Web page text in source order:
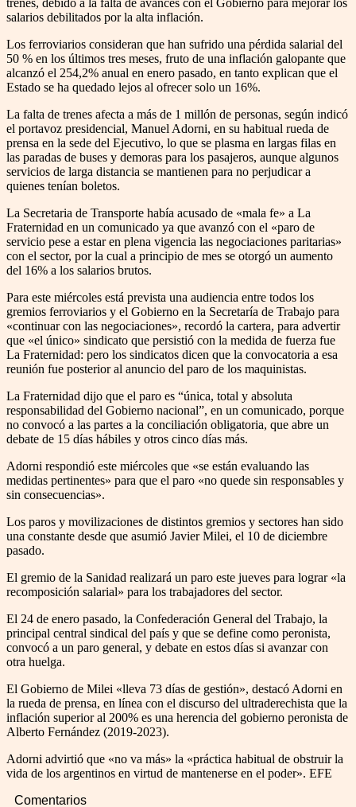
salarios debilitados por la alta inflación.
Los ferroviarios consideran que han sufrido una pérdida salarial del
50 % en los últimos tres meses, fruto de una inflación galopante que
alcanzó el 254,2% anual en enero pasado, en tanto explican que el
Estado se ha quedado lejos al ofrecer solo un 16%.
La falta de trenes afecta a más de 1 millón de personas, según indicó
el portavoz presidencial, Manuel Adorni, en su habitual rueda de
prensa en la sede del Ejecutivo, lo que se plasma en largas filas en
las paradas de buses y demoras para los pasajeros, aunque algunos
servicios de larga distancia se mantienen para no perjudicar a
quienes tenían boletos.
La Secretaria de Transporte había acusado de «mala fe» a La
Fraternidad en un comunicado ya que avanzó con el «paro de
servicio pese a estar en plena vigencia las negociaciones paritarias»
con el sector, por la cual a principio de mes se otorgó un aumento
del 16% a los salarios brutos.
Para este miércoles está prevista una audiencia entre todos los
gremios ferroviarios y el Gobierno en la Secretaría de Trabajo para
«continuar con las negociaciones», recordó la cartera, para advertir
que «el único» sindicato que persistió con la medida de fuerza fue
La Fraternidad: pero los sindicatos dicen que la convocatoria a esa
reunión fue posterior al anuncio del paro de los maquinistas.
La Fraternidad dijo que el paro es “única, total y absoluta
responsabilidad del Gobierno nacional”, en un comunicado, porque
no convocó a las partes a la conciliación obligatoria, que abre un
debate de 15 días hábiles y otros cinco días más.
Adorni respondió este miércoles que «se están evaluando las
medidas pertinentes» para que el paro «no quede sin responsables y
sin consecuencias».
Los paros y movilizaciones de distintos gremios y sectores han sido
una constante desde que asumió Javier Milei, el 10 de diciembre
pasado.
El gremio de la Sanidad realizará un paro este jueves para lograr «la
recomposición salarial» para los trabajadores del sector.
El 24 de enero pasado, la Confederación General del Trabajo, la
principal central sindical del país y que se define como peronista,
convocó a un paro general, y debate en estos días si avanzar con
otra huelga.
El Gobierno de Milei «lleva 73 días de gestión», destacó Adorni en
la rueda de prensa, en línea con el discurso del ultraderechista que la
inflación superior al 200% es una herencia del gobierno peronista de
Alberto Fernández (2019-2023).
Adorni advirtió que «no va más» la «práctica habitual de obstruir la
vida de los argentinos en virtud de mantenerse en el poder». EFE
Comentarios